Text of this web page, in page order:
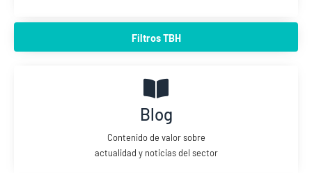
Filtros TBH
Blog
Contenido de valor sobre
actualidad y noticias del sector